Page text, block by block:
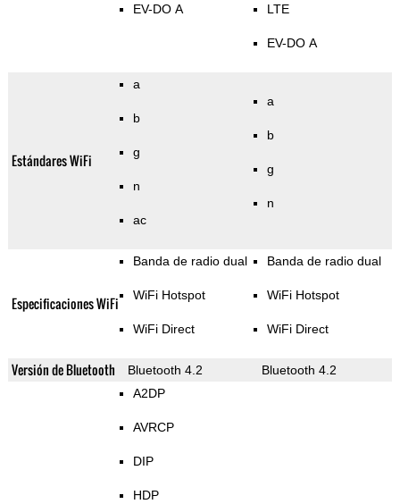
EV-DO A LTE
EV-DO A
Estándares WiFi
a
b
g
n
ac
a
b
g
n
Especificaciones WiFi
Banda de radio dual
WiFi Hotspot
WiFi Direct
Banda de radio dual
WiFi Hotspot
WiFi Direct
Versión de Bluetooth Bluetooth 4.2 Bluetooth 4.2
A2DP
AVRCP
DIP
HDP